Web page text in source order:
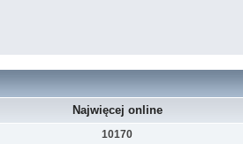
Najwięcej online
10170